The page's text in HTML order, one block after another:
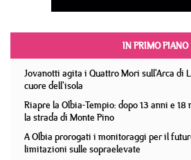
IN PRIMO PIANO
Jovanotti agita i Quattro Mori sull'Arca di
cuore dell'isola
Riapre la Olbia-Tempio: dopo 13 anni e
la strada di Monte Pino
A Olbia prorogati i monitoraggi per il
limitazioni sulle sopraelevate